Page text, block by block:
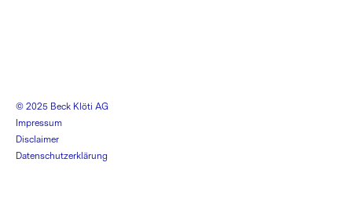
© 2025 Beck Klöti AG
Impressum
Disclaimer
Datenschutzerklärung